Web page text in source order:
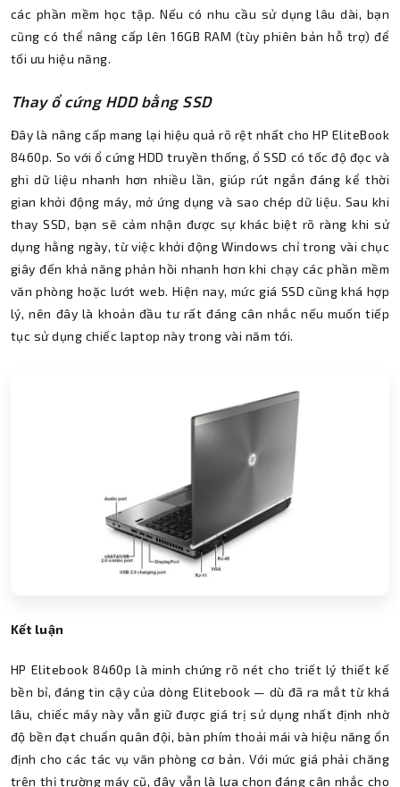
các phần mềm học tập. Nếu có nhu cầu sử dụng lâu dài, bạn
cũng có thể nâng cấp lên 16GB RAM (tùy phiên bản hỗ trợ) để
tối ưu hiệu năng.
Thay ổ cứng HDD bằng SSD
Đây là nâng cấp mang lại hiệu quả rõ rệt nhất cho HP EliteBook
8460p. So với ổ cứng HDD truyền thống, ổ SSD có tốc độ đọc và
ghi dữ liệu nhanh hơn nhiều lần, giúp rút ngắn đáng kể thời
gian khởi động máy, mở ứng dụng và sao chép dữ liệu. Sau khi
thay SSD, bạn sẽ cảm nhận được sự khác biệt rõ ràng khi sử
dụng hằng ngày, từ việc khởi động Windows chỉ trong vài chục
giây đến khả năng phản hồi nhanh hơn khi chạy các phần mềm
văn phòng hoặc lướt web. Hiện nay, mức giá SSD cũng khá hợp
lý, nên đây là khoản đầu tư rất đáng cân nhắc nếu muốn tiếp
tục sử dụng chiếc laptop này trong vài năm tới.
Kết luận
HP Elitebook 8460p là minh chứng rõ nét cho triết lý thiết kế
bền bỉ, đáng tin cậy của dòng Elitebook — dù đã ra mắt từ khá
lâu, chiếc máy này vẫn giữ được giá trị sử dụng nhất định nhờ
độ bền đạt chuẩn quân đội, bàn phím thoải mái và hiệu năng ổn
định cho các tác vụ văn phòng cơ bản. Với mức giá phải chăng
trên thị trường máy cũ, đây vẫn là lựa chọn đáng cân nhắc cho